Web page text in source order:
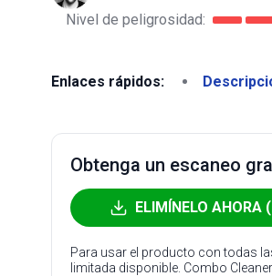
Nivel de peligrosidad:
Enlaces rápidos:
Obtenga un escaneo
ELIMÍNELO AHORA
Para usar el producto con todas
limitada disponible. Combo